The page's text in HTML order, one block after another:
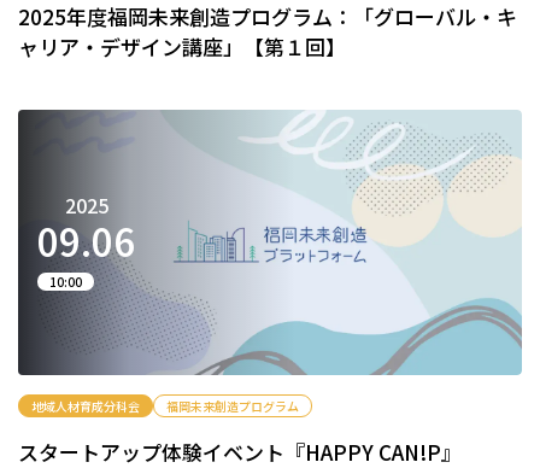
2025年度福岡未来創造プログラム：「グローバル・キ
ャリア・デザイン講座」【第１回】
2025
09.06
10:00
地域人材育成分科会 福岡未来創造プログラム
スタートアップ体験イベント『HAPPY CAN!P』